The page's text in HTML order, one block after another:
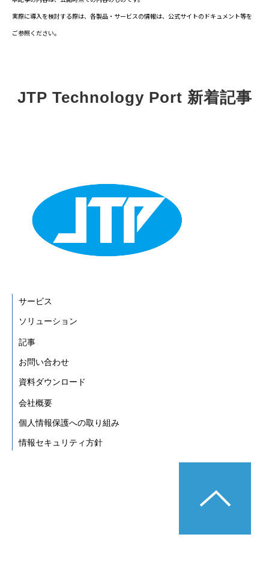
実際に導入を検討する際は、各製品・サービスの情報は、公式サイトのドキュメント等を
ご参照ください。
JTP Technology Port 新着記事
サービス
ソリューション
記事
お問い合わせ
資料ダウンロード
会社概要
個人情報保護への取り組み
情報セキュリティ方針